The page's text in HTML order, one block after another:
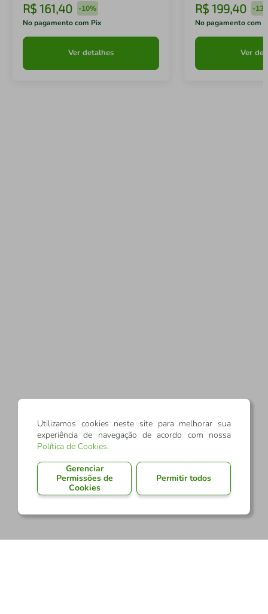
R$ 161,40 -10%
No pagamento com Pix
Ver detalhes
R$ 199,40 -
No pagamento com
Ver
Utilizamos cookies neste site para melhorar sua
experiência de navegação de acordo com nossa
Política de Cookies.
Gerenciar
Permissões de
Cookies
Permitir todos